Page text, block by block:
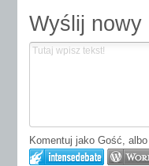
Wyślij nowy
Komentuj jako Gość,